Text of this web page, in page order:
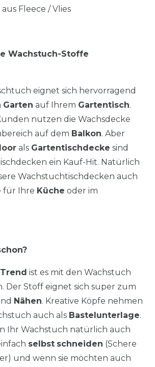
Fleece / Vlies
Wachstuch-Stoffe
eignet sich hervorragend
Garten auf Ihrem Gartentisch.
nutzen die Wachsdecke
auf dem Balkon. Aber
als Gartentischdecke sind
ein Kauf-Hit. Natürlich
Wachstuchtischdecken auch
für Ihre Küche oder im
Trend ist es mit den Wachstuch
Der Stoff eignet sich super zum
Nähen. Kreative Köpfe nehmen
auch als Bastelunterlage.
Ihr Wachstuch natürlich auch
selbst schneiden (Schere
und wenn sie möchten auch